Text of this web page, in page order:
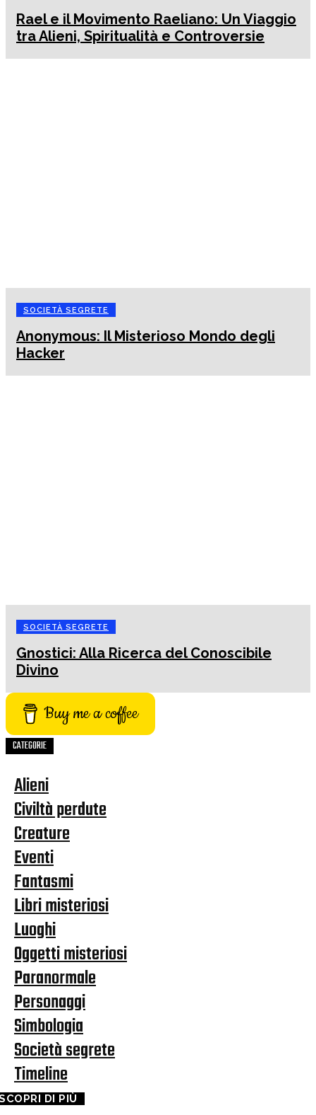
Rael e il Movimento Raeliano: Un Viaggio
tra Alieni, Spiritualità e Controversie
SOCIETÀ SEGRETE
Anonymous: Il Misterioso Mondo degli
Hacker
SOCIETÀ SEGRETE
Gnostici: Alla Ricerca del Conoscibile
Divino
Buy me a coffee
CATEGORIE
Alieni
Civiltà perdute
Creature
Eventi
Fantasmi
Libri misteriosi
Luoghi
Oggetti misteriosi
Paranormale
Personaggi
Simbologia
Società segrete
Timeline
DI PIÙ